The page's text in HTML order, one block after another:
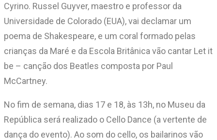
Cyrino. Russel Guyver, maestro e professor da
Universidade de Colorado (EUA), vai declamar um
poema de Shakespeare, e um coral formado pelas
crianças da Maré e da Escola Britânica vão cantar Let it
be – canção dos Beatles composta por Paul
McCartney.
No fim de semana, dias 17 e 18, às 13h, no Museu da
República será realizado o Cello Dance (a vertente de
dança do evento). Ao som do cello, os bailarinos vão